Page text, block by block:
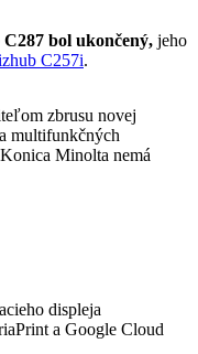
bol ukončený, jeho
C257i.
zbrusu novej
multifunkčných
Minolta nemá
displeja
a Google Cloud